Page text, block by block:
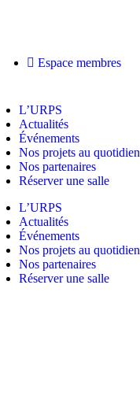
Espace membres
L’URPS
Actualités
Événements
Nos projets au quotidien
Nos partenaires
Réserver une salle
L’URPS
Actualités
Événements
Nos projets au quotidien
Nos partenaires
Réserver une salle